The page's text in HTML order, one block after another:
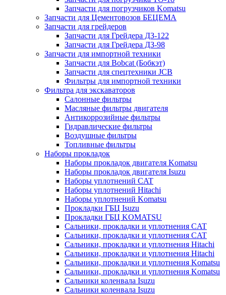
Запчасти для погрузчиков Komatsu
Запчасти для Цементовозов БЕЦЕМА
Запчасти для грейдеров
Запчасти для Грейдера ДЗ-122
Запчасти для Грейдера ДЗ-98
Запчасти для импортной техники
Запчасти для Bobcat (Бобкэт)
Запчасти для спецтехники JCB
Фильтры для импортной техники
Фильтра для экскаваторов
Салонные фильтры
Масляные фильтры двигателя
Антикоррозийные фильтры
Гидравлические фильтры
Воздушные фильтры
Топливные фильтры
Наборы прокладок
Наборы прокладок двигателя Komatsu
Наборы прокладок двигателя Isuzu
Наборы уплотнений CAT
Наборы уплотнений Hitachi
Наборы уплотнений Komatsu
Прокладки ГБЦ Isuzu
Прокладки ГБЦ KOMATSU
Сальники, прокладки и уплотнения CAT
Сальники, прокладки и уплотнения CAT
Сальники, прокладки и уплотнения Hitachi
Сальники, прокладки и уплотнения Hitachi
Сальники, прокладки и уплотнения Komatsu
Сальники, прокладки и уплотнения Komatsu
Сальники коленвала Isuzu
Сальники коленвала Isuzu